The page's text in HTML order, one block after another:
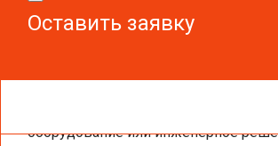
Оставить заявку
оборудование или инженерное
Оставить заявку